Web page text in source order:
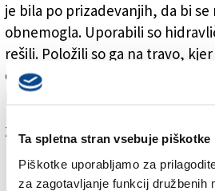
Ta spletna stran vsebuje piškotke
Piškotke uporabljamo za
za zagotavljanje funkcij družbenih
je bila po prizadevanjih, da bi se
obnemogla. Uporabili so
rešili. Položili so ga na travo,
opomogel od šoka. Ugotovili so,
Kmalu se je dvignil na noge in
Za branje in pisanje komentarjev